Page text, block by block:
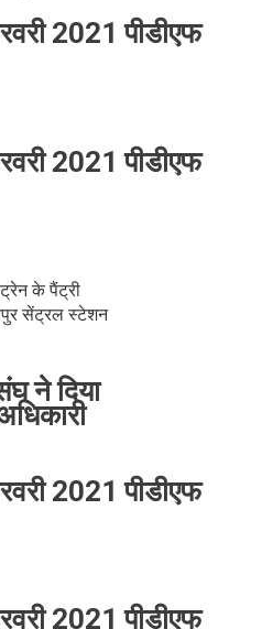
2021 पीडीएफ
2021 पीडीएफ
के पैंट्री
सेंट्रल स्टेशन
ने दिया
2021 पीडीएफ
2021 पीडीएफ